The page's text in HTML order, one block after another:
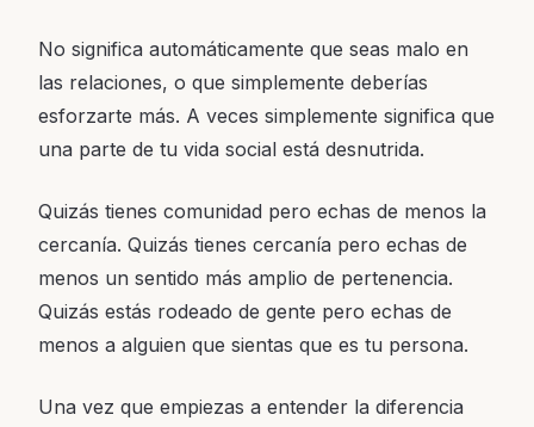
No significa automáticamente que seas malo en
las relaciones, o que simplemente deberías
esforzarte más. A veces simplemente significa que
una parte de tu vida social está desnutrida.
Quizás tienes comunidad pero echas de menos la
cercanía. Quizás tienes cercanía pero echas de
menos un sentido más amplio de pertenencia.
Quizás estás rodeado de gente pero echas de
menos a alguien que sientas que es tu persona.
Una vez que empiezas a entender la diferencia